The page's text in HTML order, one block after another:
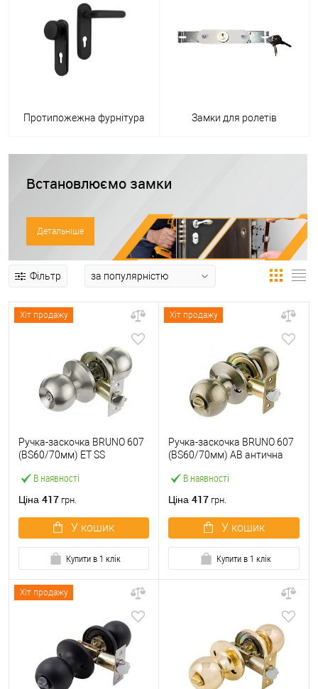
Протипожежна фурнітура Замки для ролетів
Встановлюємо замки
Детальніше
Фільтр
Хіт продажу
В наявності
Ручка-заскочка BRUNO 607
(BS60/70мм) ET SS
Ціна 417 грн.
У кошик
Купити в 1 клік
Хіт продажу
В наявності
Ручка-заскочка BRUNO 607
(BS60/70мм) AB антична
Ціна 417 грн.
У кошик
Купити в 1 клік
Хіт продажу